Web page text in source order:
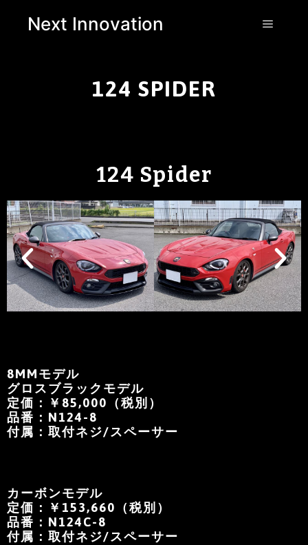
Next Innovation
124 SPIDER
124 Spider
8MMモデル
グロスブラックモデル
定価：￥85,000（税別）
品番：N124-8
付属：取付ネジ/スペーサー
カーボンモデル
定価：￥153,660（税別）
品番：N124C-8
付属：取付ネジ/スペーサー